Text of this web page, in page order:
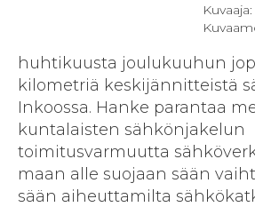
huhtikuusta joulukuuhun
kilometriä keskijännitteistä
Inkoossa. Hanke parantaa
kuntalaisten sähkönjakelun
toimitusvarmuutta
maan alle suojaan sään
sään aiheuttamilta